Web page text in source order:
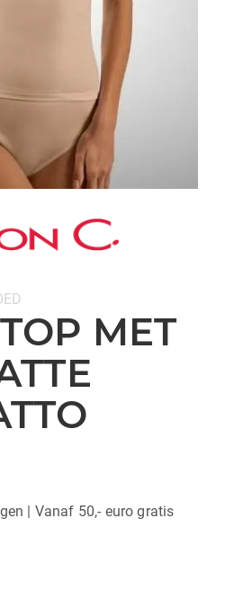
MET
| Vanaf 50,- euro gratis